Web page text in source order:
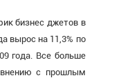
бизнес джетов в
вырос на 11,3% по
года. Все больше
с прошлым